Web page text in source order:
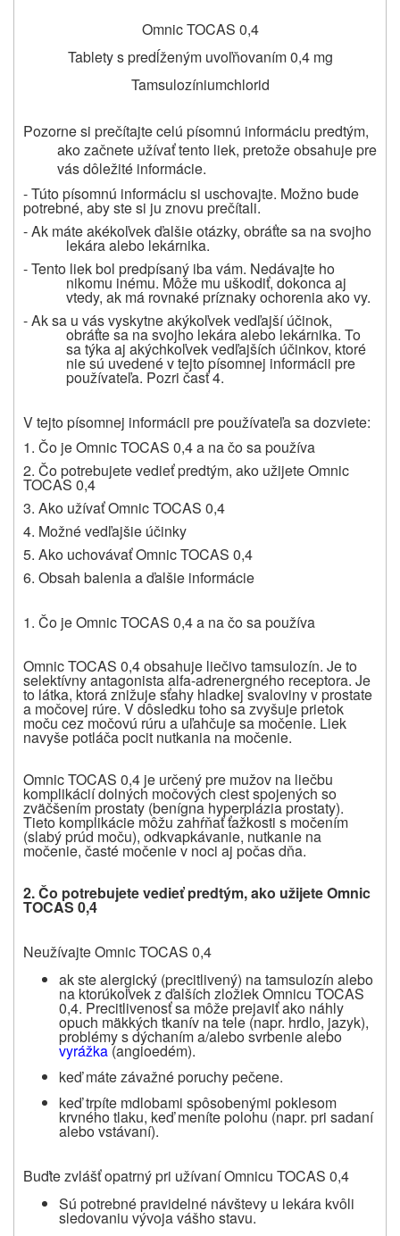
Omnic TOCAS 0,4
Tablety s predĺženým uvoľňovaním 0,4 mg
Tamsulozíniumchlorid
Pozorne si prečítajte celú písomnú informáciu predtým,
ako začnete užívať tento liek, pretože obsahuje pre
vás dôležité informácie.
- Túto písomnú informáciu si uschovajte. Možno bude
potrebné, aby ste si ju znovu prečítali.
- Ak máte akékoľvek ďalšie otázky, obráťte sa na svojho
lekára alebo lekárnika.
- Tento liek bol predpísaný iba vám. Nedávajte ho
nikomu inému. Môže mu uškodiť, dokonca aj
vtedy, ak má rovnaké príznaky ochorenia ako vy.
- Ak sa u vás vyskytne akýkoľvek vedľajší účinok,
obráťte sa na svojho lekára alebo lekárnika. To
sa týka aj akýchkoľvek vedľajších účinkov, ktoré
nie sú uvedené v tejto písomnej informácii pre
používateľa. Pozri časť 4.
V tejto písomnej informácii pre používateľa sa dozviete:
1. Čo je Omnic TOCAS 0,4 a na čo sa používa
2. Čo potrebujete vedieť predtým, ako užijete Omnic
TOCAS 0,4
3. Ako užívať Omnic TOCAS 0,4
4. Možné vedľajšie účinky
5. Ako uchovávať Omnic TOCAS 0,4
6. Obsah balenia a ďalšie informácie
1. Čo je Omnic TOCAS 0,4 a na čo sa používa
Omnic TOCAS 0,4 obsahuje liečivo tamsulozín. Je to
selektívny antagonista alfa-adrenergného receptora. Je
to látka, ktorá znižuje sťahy hladkej svaloviny v prostate
a močovej rúre. V dôsledku toho sa zvyšuje prietok
moču cez močovú rúru a uľahčuje sa močenie. Liek
navyše potláča pocit nutkania na močenie.
Omnic TOCAS 0,4 je určený pre mužov na liečbu
komplikácií dolných močových ciest spojených so
zväčšením prostaty (benígna hyperplázia prostaty).
Tieto komplikácie môžu zahŕňať ťažkosti s močením
(slabý prúd moču), odkvapkávanie, nutkanie na
močenie, časté močenie v noci aj počas dňa.
2.Čo potrebujete vedieť predtým, ako užijete Omnic
TOCAS 0,4
Neužívajte Omnic TOCAS 0,4
ak ste alergický (precitlivený) na tamsulozín alebo
na ktorúkoľvek z ďalších zložiek Omnicu TOCAS
0,4. Precitlivenosť sa môže prejaviť ako náhly
opuch mäkkých tkanív na tele (napr. hrdlo, jazyk),
problémy s dýchaním a/alebo svrbenie alebo
vyrážka(angioedém).
keď máte závažné poruchy pečene.
keď trpíte mdlobami spôsobenými poklesom
krvného tlaku, keď meníte polohu (napr. pri sadaní
alebo vstávaní).
Buďte zvlášť opatrný pri užívaní Omnicu TOCAS 0,4
Sú potrebné pravidelné návštevy u lekára kvôli
sledovaniu vývoja vášho stavu.